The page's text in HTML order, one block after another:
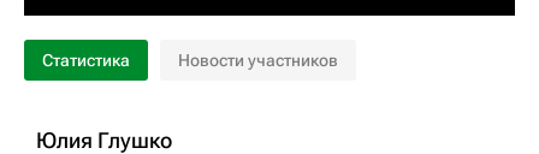
Статистика Новости участников
Юлия Глушко